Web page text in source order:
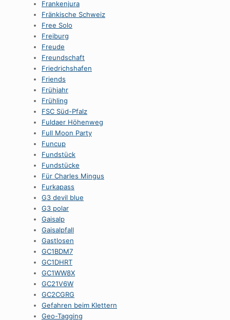
Frankenjura
Fränkische Schweiz
Free Solo
Freiburg
Freude
Freundschaft
Friedrichshafen
Friends
Frühjahr
Frühling
FSC Süd-Pfalz
Fuldaer Höhenweg
Full Moon Party
Funcup
Fundstück
Fundstücke
Für Charles Mingus
Furkapass
G3 devil blue
G3 polar
Gaisalp
Gaisalpfall
Gastlosen
GC1BDM7
GC1DHRT
GC1WW8X
GC21V6W
GC2CGRG
Gefahren beim Klettern
Geo-Tagging